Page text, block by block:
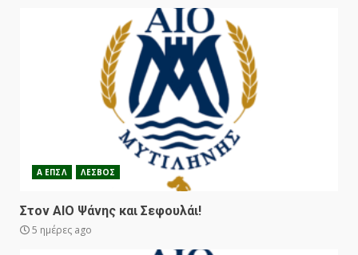
Α ΕΠΣΛ ΛΕΣΒΟΣ
Στον ΑΙΟ Ψάνης και Σεφουλάι!
5 ημέρες ago